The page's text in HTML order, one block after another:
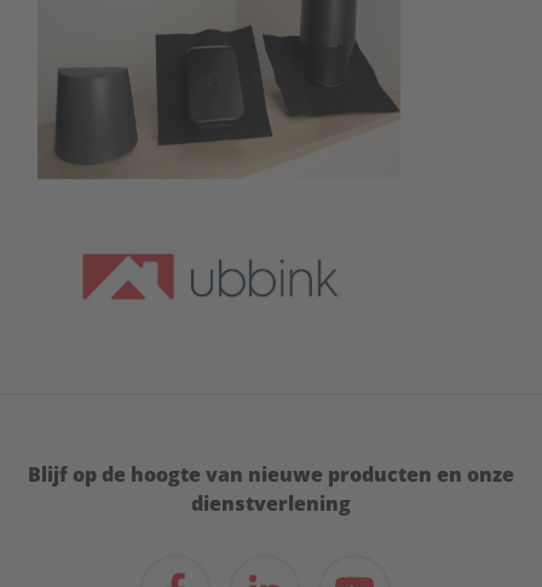
Blijf op de hoogte van nieuwe producten en onze
dienstverlening